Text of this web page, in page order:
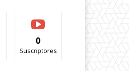
0
Suscriptores